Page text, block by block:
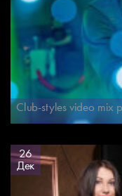
Club-styles video mix
26
Дек